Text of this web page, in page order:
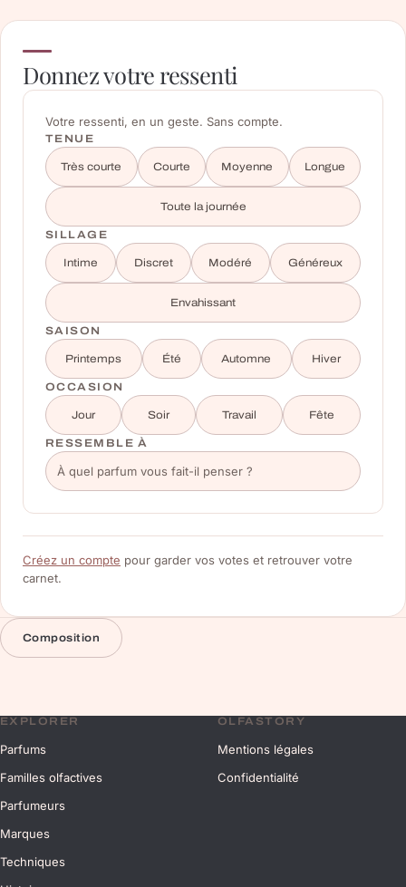
Donnez votre ressenti
Votre ressenti, en un geste. Sans compte.
TENUE
Très courte Courte Moyenne Longue
Toute la journée
SILLAGE
Intime Discret Modéré Généreux
Envahissant
SAISON
Printemps Été Automne Hiver
OCCASION
Jour Soir Travail Fête
RESSEMBLE À
Créez un compte pour garder vos votes et retrouver votre
carnet.
Composition
EXPLORER
Parfums
Familles olfactives
Parfumeurs
Marques
Techniques
OLFASTORY
Mentions légales
Confidentialité